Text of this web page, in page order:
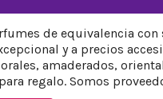
de equivalencia con
y a precios
amaderados,
regalo. Somos